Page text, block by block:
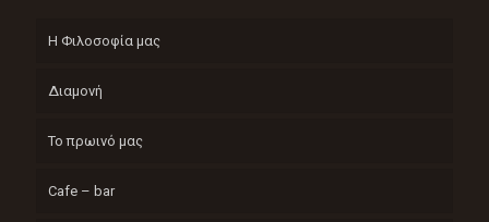
Η Φιλοσοφία μας
Διαμονή
Το πρωινό μας
Cafe – bar